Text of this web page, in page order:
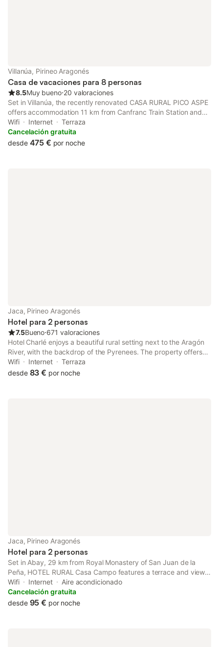
Villanúa, Pirineo Aragonés
Casa de vacaciones para 8 personas
8.5Muy bueno⋅20 valoraciones
Set in Villanúa, the recently renovated CASA RURAL PICO ASPE
offers accommodation 11 km from Canfranc Train Station and
34 km from Royal Monastery of San Juan de la Peña. This
property offers access to a terrace, free private parking and
free WiFi.
Wifi Internet
Terraza
Cancelación gratuita
desde 475 € por noche
Jaca, Pirineo Aragonés
Hotel para 2 personas
7.5Bueno⋅671 valoraciones
Hotel Charlé enjoys a beautiful rural setting next to the Aragón
River, with the backdrop of the Pyrenees. The property offers
free Wi-Fi and parking.
Wifi Internet
Terraza
desde 83 € por noche
Jaca, Pirineo Aragonés
Hotel para 2 personas
Set in Abay, 29 km from Royal Monastery of San Juan de la
Peña, HOTEL RURAL Casa Campo features a terrace and views
of the mountain. Featuring a shared lounge, the 1-star hotel has
air-conditioned rooms with free WiFi, each with a private
bathroom.
Wifi Internet
Aire acondicionado
Cancelación gratuita
desde 95 € por noche